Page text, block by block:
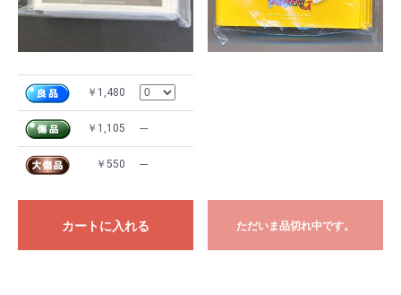
￥1,480
￥1,105 ---
￥550 ---
カートに入れる ただいま品切れ中です。